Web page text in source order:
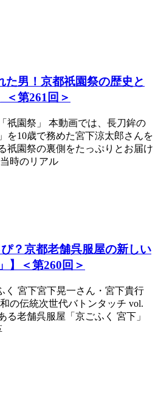
た男！京都祇園祭の歴史と
＜第261回＞
祇園祭」 本動画では、長刀鉾の
を10歳で務めた宮下涼太郎さんを
祇園祭の裏側をたっぷりとお届け
時のリアル
ぴ？京都老舗呉服屋の新しい
】＜第260回＞
く 宮下宮下晃一さん・宮下貴行
の伝統次世代バトンタッチ vol.
る老舗呉服屋「京ごふく 宮下」